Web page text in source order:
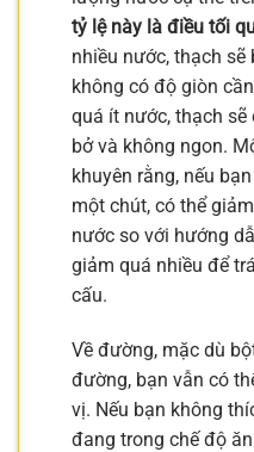
tỷ lệ này là điều tối
nhiều nước, thạch
không có độ giòn
quá ít nước, thạch
bở và không ngon.
khuyên rằng, nếu
một chút, có thể
nước so với hướng
giảm quá nhiều để
cấu.
Về đường, mặc dù
đường, bạn vẫn có
vị. Nếu bạn không
đang trong chế độ